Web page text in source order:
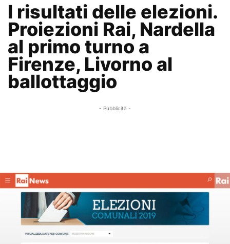
I risultati delle elezioni.
Proiezioni Rai, Nardella
al primo turno a
Firenze, Livorno al
ballottaggio
- Pubblicità -